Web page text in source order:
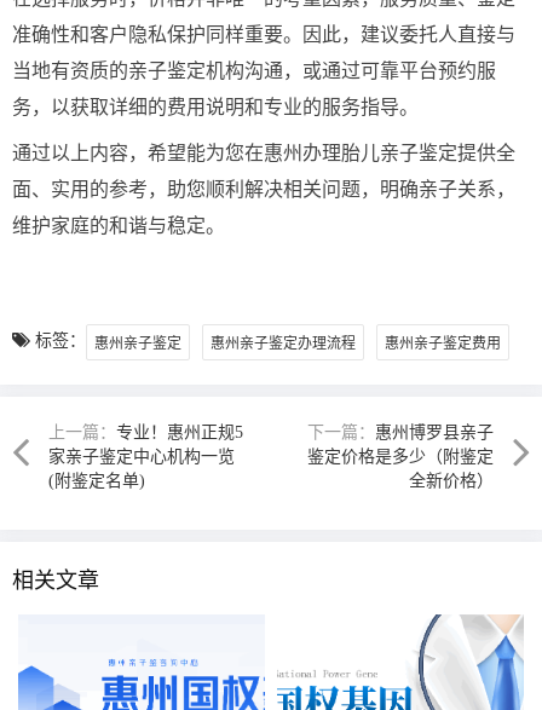
准确性和客户隐私保护同样重要。因此，建议委托人直接与
当地有资质的亲子鉴定机构沟通，或通过可靠平台预约服
务，以获取详细的费用说明和专业的服务指导。
通过以上内容，希望能为您在惠州办理胎儿亲子鉴定提供全
面、实用的参考，助您顺利解决相关问题，明确亲子关系，
维护家庭的和谐与稳定。
标签： 惠州亲子鉴定 惠州亲子鉴定办理流程 惠州亲子鉴定费用
上一篇： 专业！惠州正规5
家亲子鉴定中心机构一览
(附鉴定名单)
下一篇： 惠州博罗县亲子
鉴定价格是多少（附鉴定
全新价格）
相关文章